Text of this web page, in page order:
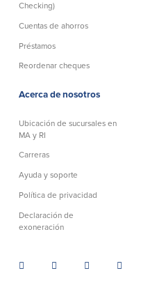
Checking)
Cuentas de ahorros
Préstamos
Reordenar cheques
Acerca de nosotros
Ubicación de sucursales en
MA y RI
Carreras
Ayuda y soporte
Política de privacidad
Declaración de
exoneración